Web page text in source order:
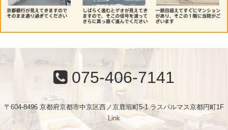
075-406-7141
〒604-8496 京都府京都市中京区西ノ京鹿垣町5-1 ラスパルマス京都円町1F
Link